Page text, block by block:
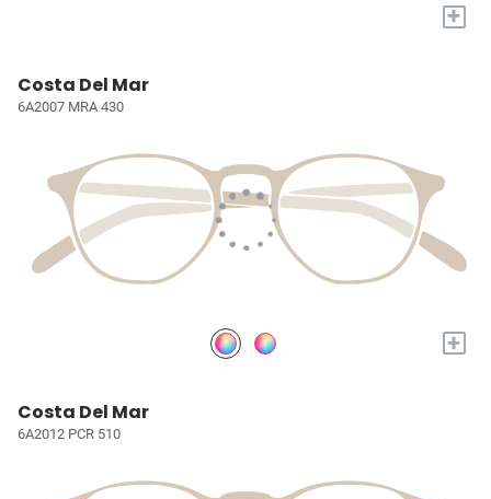
+
Costa Del Mar
6A2007 MRA 430
+
Costa Del Mar
6A2012 PCR 510